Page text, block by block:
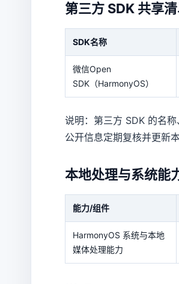
第三方 SDK 共享
SDK名称
微信Open
SDK（HarmonyOS）
说明：第三方 SDK 的名
公开信息定期复核并更新本
本地处理与系统能
能力/组件
HarmonyOS 系统与本地
媒体处理能力